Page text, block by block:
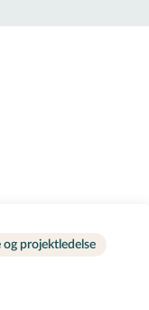
og projektledelse